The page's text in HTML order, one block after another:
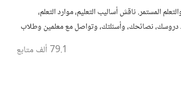
المستمر. ناقش أساليب التعليم، موارد التعلم،
دروسك، نصائحك، وأسئلتك، وتواصل مع معلمين وطلاب
79.1 ألف متابع